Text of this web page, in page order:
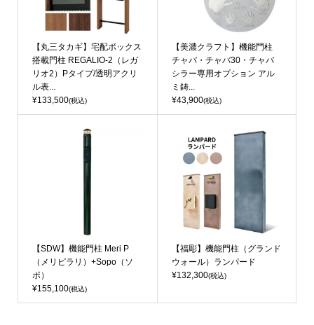
【丸三タカギ】宅配ボックス
搭載門柱 REGALIO-2（レガ
リオ2）Pタイプ/透明アクリ
ル表...
¥133,500(税込)
【美濃クラフト】機能門柱
チャバ・チャバ30・チャバ
シラー専用オプション アル
ミ鋳...
¥43,900(税込)
【SDW】機能門柱 Meri P
（メリピラリ）+Sopo（ソ
ポ）
¥155,100(税込)
【福彫】機能門柱（グランド
ウォール）ランパード
¥132,300(税込)